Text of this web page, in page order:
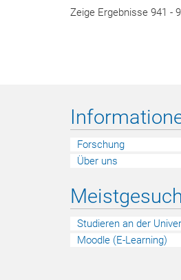
Zeige Ergebnisse 941 -
Forschung
Über uns
Studieren an der
Moodle (E-Learning)